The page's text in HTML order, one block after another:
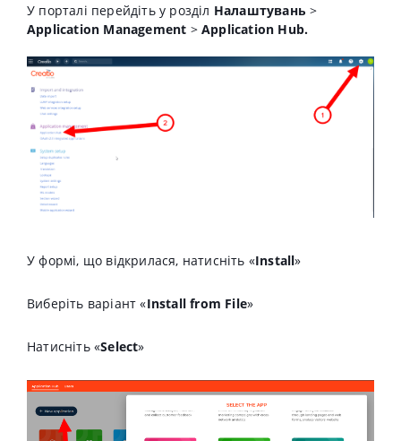
У порталі перейдіть у розділ Налаштувань>
Application Management >Application Hub.
У формі, що відкрилася, натисніть «Install»
Виберіть варіант «Install from File»
Натисніть «Select»